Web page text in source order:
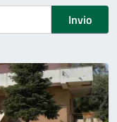
Invio